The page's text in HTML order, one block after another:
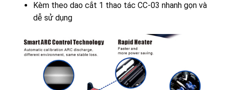
Kèm theo dao cắt 1 thao tác CC-03 nhanh gọn và
dễ sử dụng